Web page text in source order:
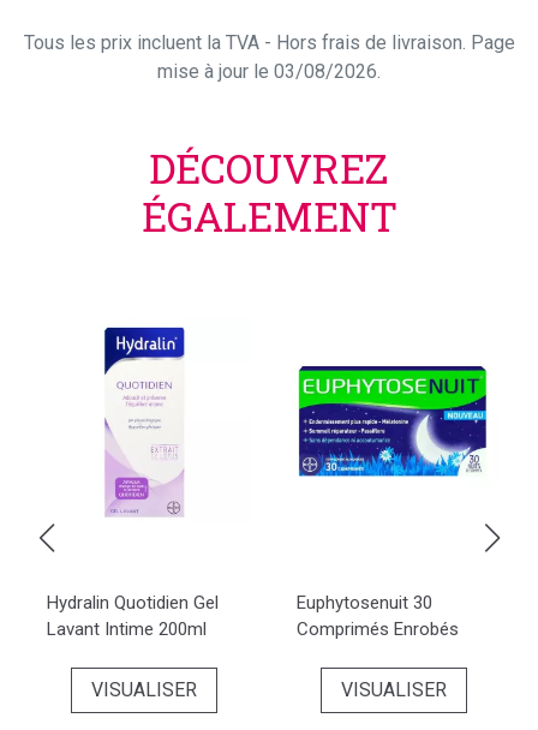
Tous les prix incluent la TVA - Hors frais de livraison. Page
mise à jour le 03/08/2026.
DÉCOUVREZ
ÉGALEMENT
Hydralin Quotidien Gel
Lavant Intime 200ml
VISUALISER
Euphytosenuit 30
Comprimés Enrobés
VISUALISER